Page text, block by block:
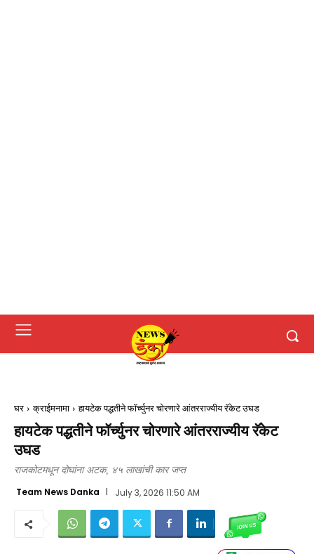
घर क्राईमनामा हायटेक पद्धतीने फॉर्च्युनर चोरणारे आंतरराज्यीय रॅकेट उघड
हायटेक पद्धतीने फॉर्च्युनर चोरणारे आंतरराज्यीय रॅकेट
उघड
राजकोटमधून दोघांना अटक, ४५ लाखांची कार जप्त
Team News Danka July 3, 2026 11:50 AM